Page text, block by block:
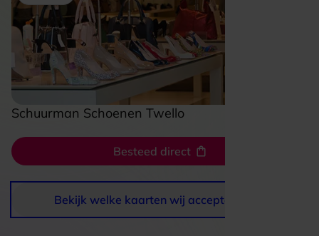
Schuurman Schoenen Twello
Besteed direct
Bekijk welke kaarten wij accepteren